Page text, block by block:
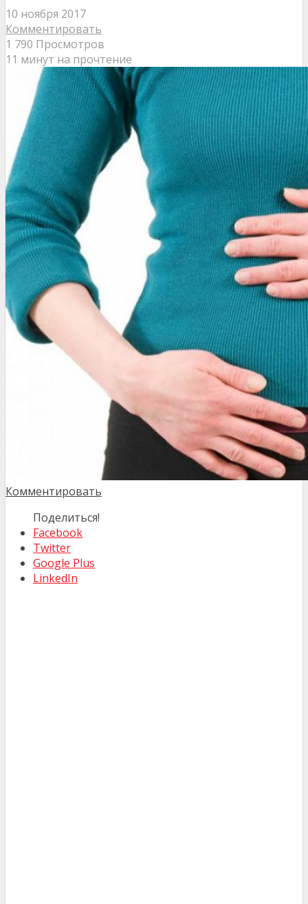
10 ноября 2017
Комментировать
1 790 Просмотров
11 минут на прочтение
Комментировать
Поделиться!
Facebook
Twitter
Google Plus
LinkedIn